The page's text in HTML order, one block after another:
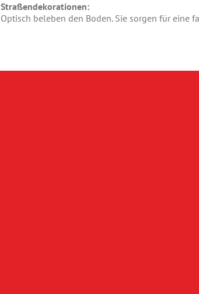
Straßendekorationen:
Optisch beleben den Boden. Sie sorgen für eine